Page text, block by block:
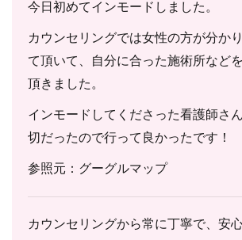
今日初めてインモードしました。
カウンセリングでは女性の方が分か
て頂いて、自分に合った施術所など
頂きました。
インモードしてくださった看護師さ
切だったので行って良かったです！
参照元：グーグルマップ
カウンセリングから常に丁寧で、安